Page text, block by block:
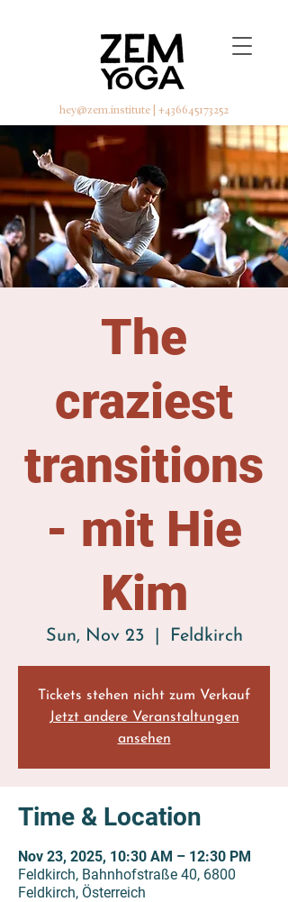
hey@zem.institute| +436645173252
The
craziest
transitions
- mit Hie
Kim
Sun, Nov 23
  |
Feldkirch
Tickets stehen nicht zum Verkauf
Jetzt andere Veranstaltungen
ansehen
Time & Location
Nov 23, 2025, 10:30 AM – 12:30 PM
Feldkirch, Bahnhofstraße 40, 6800
Feldkirch, Österreich